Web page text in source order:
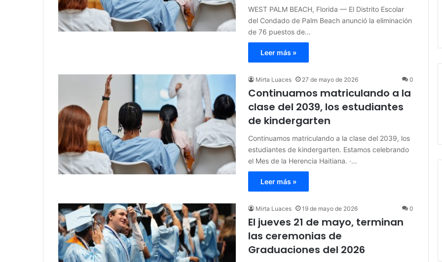
WEST PALM BEACH, Florida — El Distrito Escolar
del Condado de Palm Beach anunció la eliminación
de 76 puestos de…
Leer más »
Mirta Luaces 27 de mayo de 2026 0
Continuamos matriculando a la
clase del 2039, los estudiantes
de kindergarten
Continuamos matriculando a la clase del 2039, los
estudiantes de kindergarten. Estamos celebrando
el Mes de la Herencia Haitiana. ·…
Leer más »
Mirta Luaces 19 de mayo de 2026 0
El jueves 21 de mayo, terminan
las ceremonias de
Graduaciones del 2026